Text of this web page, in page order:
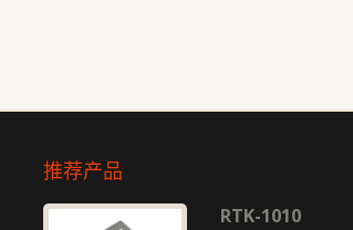
推荐产品
RTK-1010